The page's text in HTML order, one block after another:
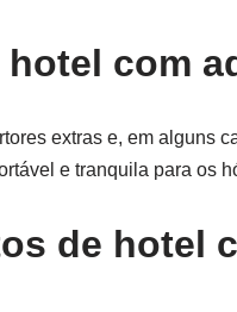
com
extras e, em alguns
e tranquila para os
de hotel